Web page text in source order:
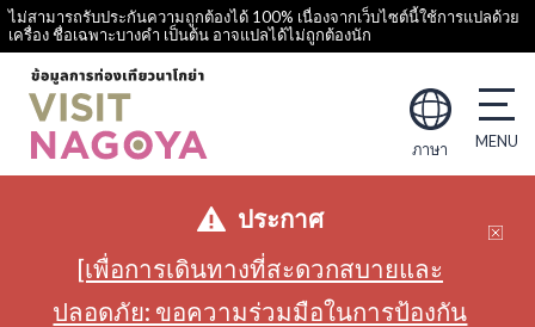
ไม่สามารถรับประกันความถูกต้องได้ 100% เนื่องจากเว็บไซต์นี้ใช้การแปลด้วย
เครื่อง ชื่อเฉพาะบางคำ เป็นต้น อาจแปลได้ไม่ถูกต้องนัก
ภาษา
ประกาศ
[เพื่อการเดินทางที่สะดวกสบายและ
ปลอดภัย: ขอความร่วมมือในการป้องกัน